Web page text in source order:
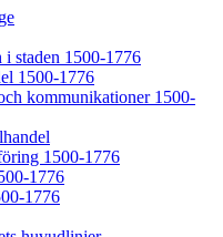
staden 1500-1776
1500-1776
kommunikationer 1500-
1500-1776
1776
1776